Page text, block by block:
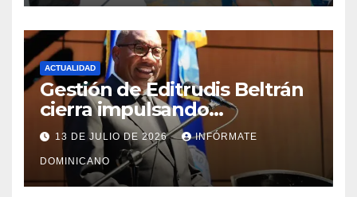
ACTUALIDAD
Gestión de Editrudis Beltrán
cierra impulsando
modernización, expansión y
transformación institucional
13 DE JULIO DE 2026 INFÓRMATE
DOMINICANO